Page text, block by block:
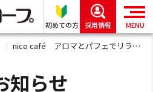
初めての方 採用情報 MENU
nico café アロマとパフェでリラックス 【美作エリアスマイルPJ】
知らせ